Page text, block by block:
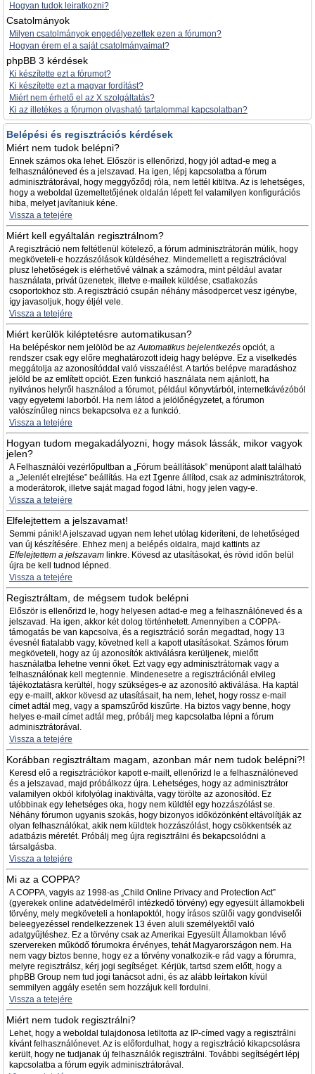
Hogyan tudok leiratkozni?
Csatolmányok
Milyen csatolmányok engedélyezettek ezen a fórumon?
Hogyan érem el a saját csatolmányaimat?
phpBB 3 kérdések
Ki készítette ezt a fórumot?
Ki készítette ezt a magyar fordítást?
Miért nem érhető el az X szolgáltatás?
Ki az illetékes a fórumon olvasható tartalommal kapcsolatban?
Belépési és regisztrációs kérdések
Miért nem tudok belépni?
Ennek számos oka lehet. Először is ellenőrizd, hogy jól adtad-e meg a
felhasználóneved és a jelszavad. Ha igen, lépj kapcsolatba a fórum
adminisztrátorával, hogy meggyőződj róla, nem lettél kitiltva. Az is lehetséges,
hogy a weboldal üzemeltetőjének oldalán lépett fel valamilyen konfigurációs
hiba, melyet javítaniuk kéne.
Vissza a tetejére
Miért kell egyáltalán regisztrálnom?
A regisztráció nem feltétlenül kötelező, a fórum adminisztrátorán múlik, hogy
megköveteli-e hozzászólások küldéséhez. Mindemellett a regisztrációval
plusz lehetőségek is elérhetővé válnak a számodra, mint például avatar
használata, privát üzenetek, illetve e-mailek küldése, csatlakozás
csoportokhoz stb. A regisztráció csupán néhány másodpercet vesz igénybe,
így javasoljuk, hogy éljél vele.
Vissza a tetejére
Miért kerülök kiléptetésre automatikusan?
Ha belépéskor nem jelölöd be azAutomatikus bejelentkezés opciót, a
rendszer csak egy előre meghatározott ideig hagy belépve. Ez a viselkedés
meggátolja az azonosítóddal való visszaélést. A tartós belépve maradáshoz
jelöld be az említett opciót. Ezen funkció használata nem ajánlott, ha
nyilvános helyről használod a fórumot, például könyvtárból, internetkávézóból
vagy egyetemi laborból. Ha nem látod a jelölőnégyzetet, a fórumon
valószínűleg nincs bekapcsolva ez a funkció.
Vissza a tetejére
Hogyan tudom megakadályozni, hogy mások lássák, mikor vagyok
jelen?
A Felhasználói vezérlőpultban a „Fórum beállítások” menüpont alatt található
a „Jelenlét elrejtése” beállítás. Ha ezt Igenre állítod, csak az adminisztrátorok,
a moderátorok, illetve saját magad fogod látni, hogy jelen vagy-e.
Vissza a tetejére
Elfelejtettem a jelszavamat!
Semmi pánik! A jelszavad ugyan nem lehet utólag kideríteni, de lehetőséged
van új készítésére. Ehhez menj a belépés oldalra, majd kattints az
Elfelejtettem a jelszavam linkre. Kövesd az utasításokat, és rövid időn belül
újra be kell tudnod lépned.
Vissza a tetejére
Regisztráltam, de mégsem tudok belépni
Először is ellenőrizd le, hogy helyesen adtad-e meg a felhasználóneved és a
jelszavad. Ha igen, akkor két dolog történhetett. Amennyiben a COPPA-
támogatás be van kapcsolva, és a regisztráció során megadtad, hogy 13
évesnél fiatalabb vagy, követned kell a kapott utasításokat. Számos fórum
megköveteli, hogy az új azonosítók aktiválásra kerüljenek, mielőtt
használatba lehetne venni őket. Ezt vagy egy adminisztrátornak vagy a
felhasználónak kell megtennie. Mindenesetre a regisztrációnál elvileg
tájékoztatásra kerültél, hogy szükséges-e az azonosító aktiválása. Ha kaptál
egy e-mailt, akkor kövesd az utasításait, ha nem, lehet, hogy rossz e-mail
címet adtál meg, vagy a spamszűrőd kiszűrte. Ha biztos vagy benne, hogy
helyes e-mail címet adtál meg, próbálj meg kapcsolatba lépni a fórum
adminisztrátorával.
Vissza a tetejére
Korábban regisztráltam magam, azonban már nem tudok belépni?!
Keresd elő a regisztrációkor kapott e-mailt, ellenőrizd le a felhasználóneved
és a jelszavad, majd próbálkozz újra. Lehetséges, hogy az adminisztrátor
valamilyen okból kifolyólag inaktiválta, vagy törölte az azonosítód. Ez
utóbbinak egy lehetséges oka, hogy nem küldtél egy hozzászólást se.
Néhány fórumon ugyanis szokás, hogy bizonyos időközönként eltávolítják az
olyan felhasználókat, akik nem küldtek hozzászólást, hogy csökkentsék az
adatbázis méretét. Próbálj meg újra regisztrálni és bekapcsolódni a
társalgásba.
Vissza a tetejére
Mi az a COPPA?
A COPPA, vagyis az 1998-as „Child Online Privacy and Protection Act”
(gyerekek online adatvédelméről intézkedő törvény) egy egyesült államokbeli
törvény, mely megköveteli a honlapoktól, hogy írásos szülői vagy gondviselői
beleegyezéssel rendelkezzenek 13 éven aluli személyektől való
adatgyűjtéshez. Ez a törvény csak az Amerikai Egyesült Államokban lévő
szervereken működő fórumokra érvényes, tehát Magyarországon nem. Ha
nem vagy biztos benne, hogy ez a törvény vonatkozik-e rád vagy a fórumra,
melyre regisztrálsz, kérj jogi segítséget. Kérjük, tartsd szem előtt, hogy a
phpBB Group nem tud jogi tanácsot adni, és az alább leírtakon kívül
semmilyen aggály esetén sem hozzájuk kell fordulni.
Vissza a tetejére
Miért nem tudok regisztrálni?
Lehet, hogy a weboldal tulajdonosa letiltotta az IP-címed vagy a regisztrálni
kívánt felhasználónevet. Az is előfordulhat, hogy a regisztráció kikapcsolásra
került, hogy ne tudjanak új felhasználók regisztrálni. További segítségért lépj
kapcsolatba a fórum egyik adminisztrátorával.